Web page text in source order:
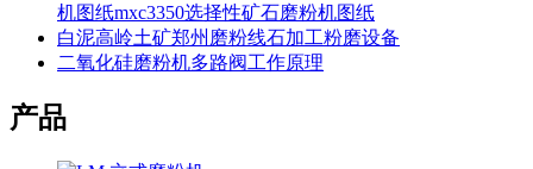
机图纸mxc3350选择性矿石磨粉机图纸
白泥高岭土矿郑州磨粉线石加工粉磨设备
二氧化硅磨粉机多路阀工作原理
产品